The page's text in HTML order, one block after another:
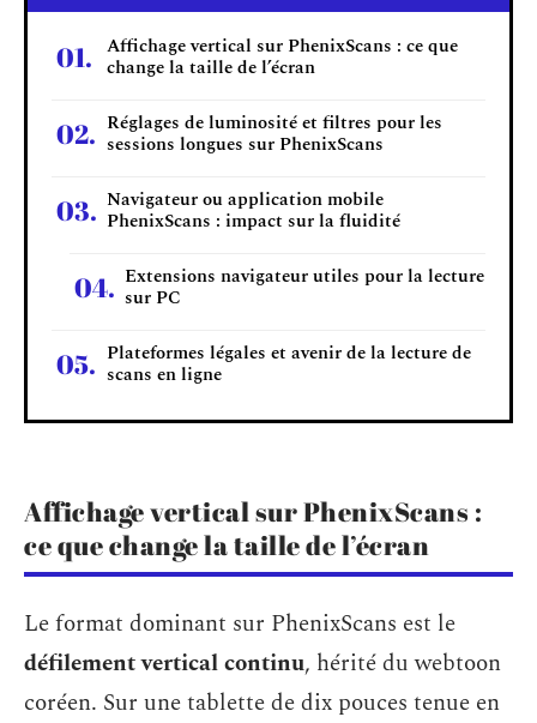
Affichage vertical sur PhenixScans : ce que
change la taille de l’écran
Réglages de luminosité et filtres pour les
sessions longues sur PhenixScans
Navigateur ou application mobile
PhenixScans : impact sur la fluidité
Extensions navigateur utiles pour la lecture
sur PC
Plateformes légales et avenir de la lecture de
scans en ligne
Affichage vertical sur PhenixScans :
ce que change la taille de l’écran
Le format dominant sur PhenixScans est le
défilement vertical continu, hérité du webtoon
coréen. Sur une tablette de dix pouces tenue en